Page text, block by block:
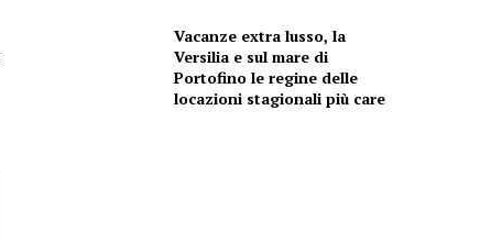
Vacanze extra lusso, la
Versilia e sul mare di
Portofino le regine delle
locazioni stagionali più care